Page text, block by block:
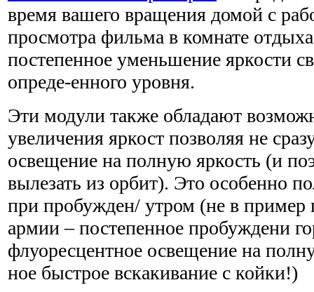
время вашего вращения домой с
просмотра фильма в комнате
постепенное уменьшение яркости
опреде-енного уровня.
Эти модули также обладают
увеличения яркост позволяя не
освещение на полную яркость (и
вылезать из орбит). Это особенно
при пробужден/ утром (не в пример
армии – постепенное пробуждени
флуоресцентное освещение на
ное быстрое вскакивание с койки!)